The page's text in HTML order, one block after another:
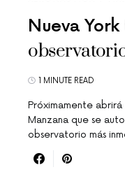
Nueva
1 MINUTE READ
Próximamente
Manzana que se
observatorio más